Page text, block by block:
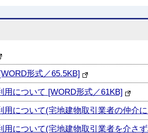
形式／65.5KB]
について [WORD形式／61KB]
について(宅地建物取引業者の仲介
について(宅地建物取引業者を介さ